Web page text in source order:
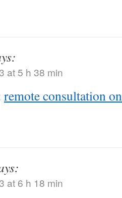
at 5 h 38 min
remote consultation
at 6 h 18 min